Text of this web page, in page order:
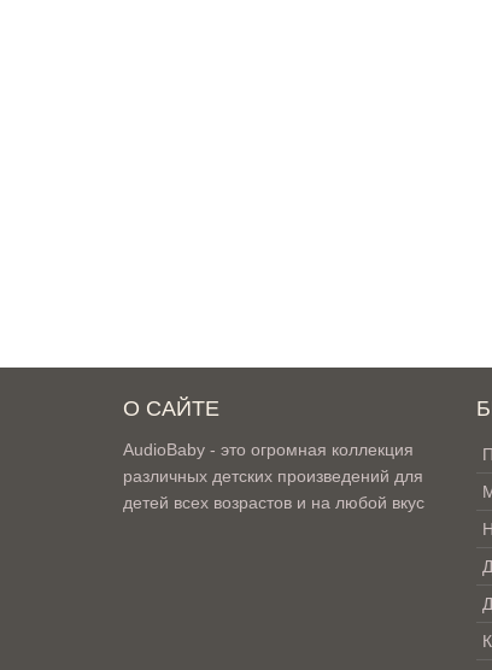
О САЙТЕ
AudioBaby - это огромная коллекция
различных детских произведений для
детей всех возрастов и на любой вкус